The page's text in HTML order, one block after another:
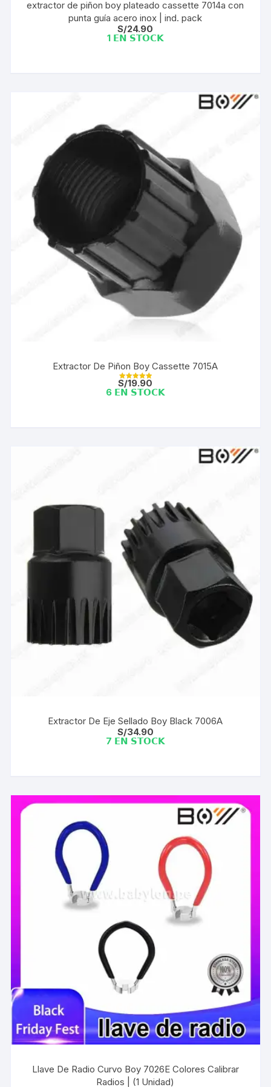
extractor de piñon boy plateado cassette 7014a con
punta guía acero inox | ind. pack
S/24.90
1 𝗘𝗡 𝗦𝗧𝗢𝗖𝗞
Extractor De Piñon Boy Cassette 7015A
Valorado con
5.00
de 5
S/19.90
6 𝗘𝗡 𝗦𝗧𝗢𝗖𝗞
Extractor De Eje Sellado Boy Black 7006A
S/34.90
7 𝗘𝗡 𝗦𝗧𝗢𝗖𝗞
Llave De Radio Curvo Boy 7026E Colores Calibrar
Radios | (1 Unidad)